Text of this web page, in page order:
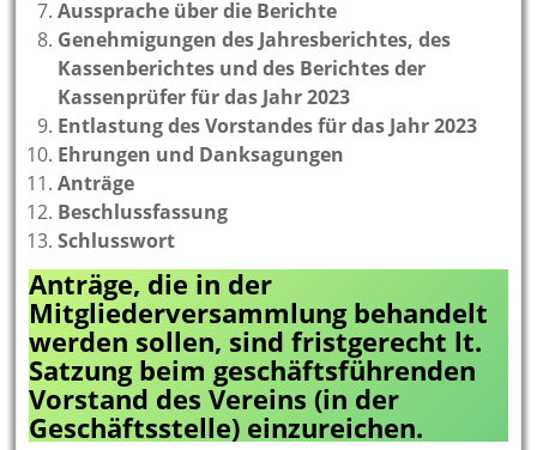
Aussprache über die Berichte
Genehmigungen des Jahresberichtes, des
Kassenberichtes und des Berichtes der
Kassenprüfer für das Jahr 2023
Entlastung des Vorstandes für das Jahr 2023
Ehrungen und Danksagungen
Anträge
Beschlussfassung
Schlusswort
Anträge, die in der
Mitgliederversammlung behandelt
werden sollen, sind fristgerecht lt.
Satzung beim geschäftsführenden
Vorstand des Vereins (in der
Geschäftsstelle) einzureichen.